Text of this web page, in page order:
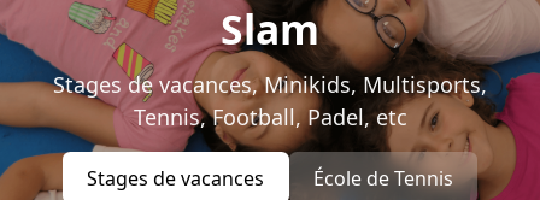
Slam
Stages de vacances, Minikids, Multisports,
Tennis, Football, Padel, etc
Stages de vacances
École de Tennis